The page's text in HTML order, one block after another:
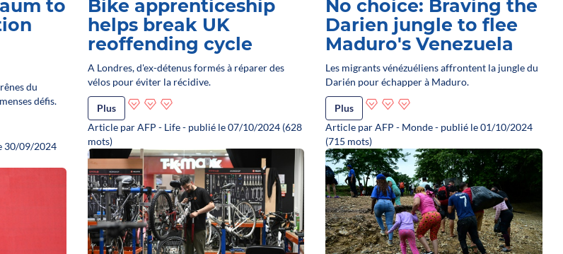
to
du
défis.
30/09/2024
Bike apprenticeship
helps break UK
reoffending cycle
A Londres, d'ex-détenus formés à réparer des
vélos pour éviter la récidive.
Plus
Article par AFP - Life - publié le 07/10/2024 (628
mots)
No choice: Braving the
Darien jungle to flee
Maduro's Venezuela
Les migrants vénézuéliens affrontent la jungle du
Darién pour échapper à Maduro.
Plus
Article par AFP - Monde - publié le 01/10/2024
(715 mots)